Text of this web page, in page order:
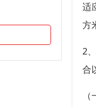
适
方
2
合